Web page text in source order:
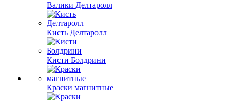
Валики Делтаролл
Кисть Делтаролл
Кисти Болдрини
Краски магнитные